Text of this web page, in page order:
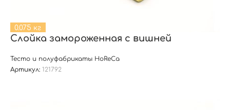
0.075 кг
Слойка замороженная с вишней
Тесто и полуфабрикаты HoReCa
Артикул: 121792